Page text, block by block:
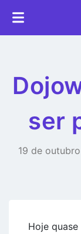
ser
19 de
Hoje